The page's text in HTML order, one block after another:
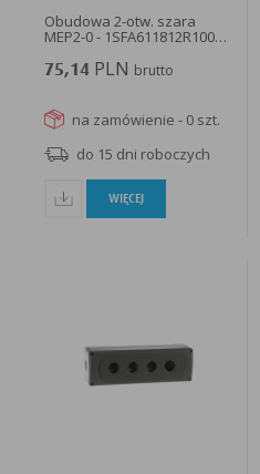
Obudowa 2-otw. szara
MEP2-0 - 1SFA611812R1000 -
75,14PLN brutto
na zamówienie - 0 szt.
do 15 dni roboczych
WIĘCEJ